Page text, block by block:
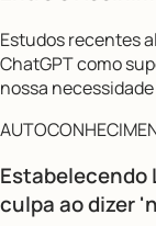
Estudos recentes
ChatGPT como
nossa
culpa ao dizer